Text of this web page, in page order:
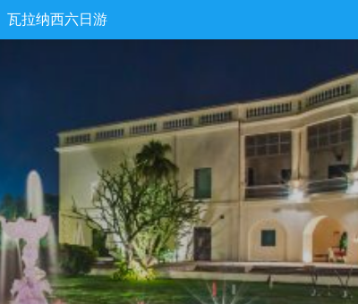
瓦拉纳西六日游